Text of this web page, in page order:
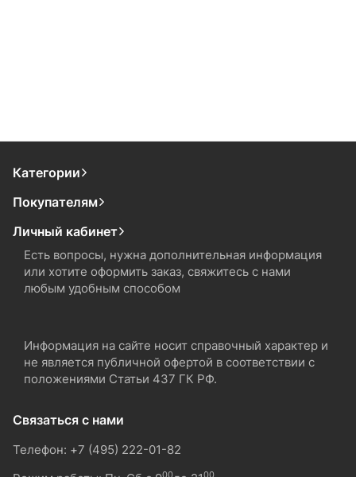
Категории
Покупателям
Личный кабинет
Есть вопросы, нужна дополнительная информация
или хотите оформить заказ, свяжитесь с нами
любым удобным способом
Информация на сайте носит справочный характер и
не является публичной офертой в соответствии с
положениями Статьи 437 ГК РФ.
Связаться с нами
Телефон: +7 (495) 222-01-82